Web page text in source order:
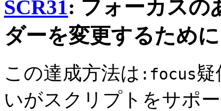
SCR31: フォーカスの
ダーを変更するため
この達成方法は :focus
いがスクリプトをサポ